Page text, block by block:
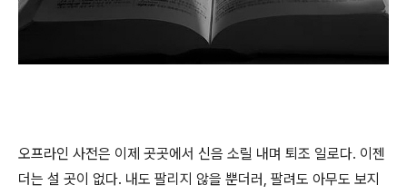
오프라인 사전은 이제 곳곳에서 신음 소릴 내며 퇴조 일로다. 이젠
더는 설 곳이 없다. 내도 팔리지 않을 뿐더러, 팔려도 아무도 보지